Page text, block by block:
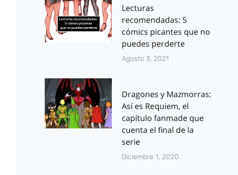
Lecturas
recomendadas: 5
cómics picantes que no
puedes perderte
Agosto 3, 2021
Dragones y Mazmorras:
Así es Requiem, el
capítulo fanmade que
cuenta el final de la
serie
Diciembre 1, 2020